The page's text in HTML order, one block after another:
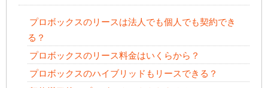
プロボックスのリースは法人でも個人でも契約でき
る？
プロボックスのリース料金はいくらから？
プロボックスのハイブリッドもリースできる？